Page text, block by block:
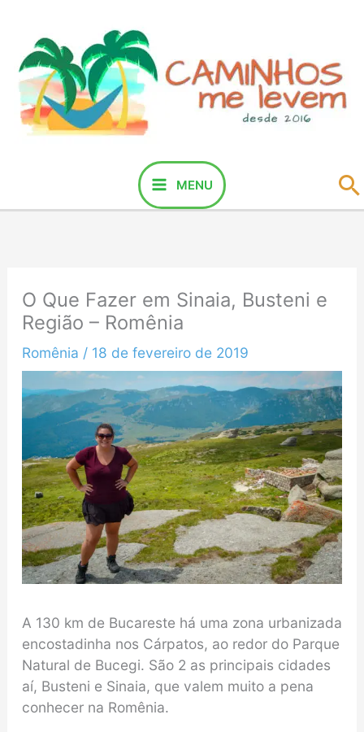
conteúdo
MENU
O Que Fazer em Sinaia, Busteni e
Região – Romênia
Romênia / 18 de fevereiro de 2019
A 130 km de Bucareste há uma zona urbanizada
encostadinha nos Cárpatos, ao redor do Parque
Natural de Bucegi. São 2 as principais cidades
aí, Busteni e Sinaia, que valem muito a pena
conhecer na Romênia.